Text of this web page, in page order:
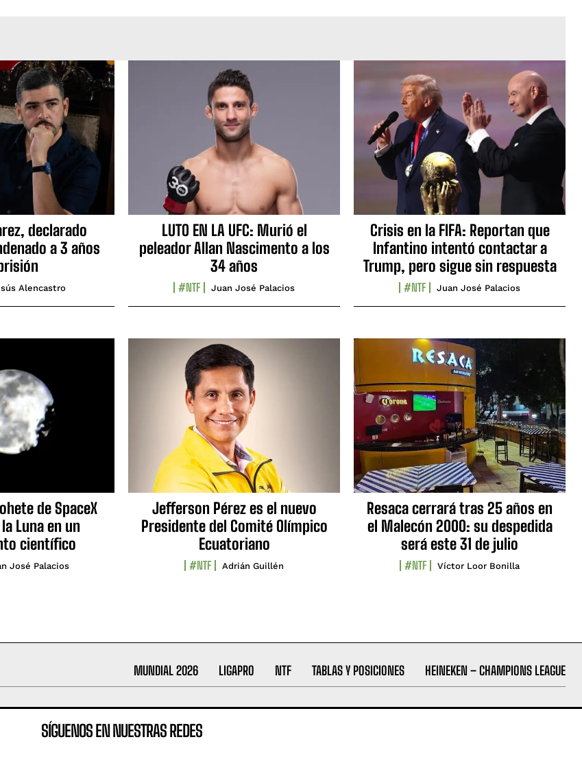
declarado
a 3 años
Alencastro
LUTO EN LA UFC: Murió el
peleador Allan Nascimento a los
34 años
#NTF Juan José Palacios
Crisis en la FIFA: Reportan que
Infantino intentó contactar a
Trump, pero sigue sin respuesta
#NTF Juan José Palacios
de SpaceX
Luna en un
científico
José Palacios
Jefferson Pérez es el nuevo
Presidente del Comité Olímpico
Ecuatoriano
#NTF Adrián Guillén
Resaca cerrará tras 25 años en
el Malecón 2000: su despedida
será este 31 de julio
#NTF Víctor Loor Bonilla
MUNDIAL 2026 LIGAPRO NTF TABLAS Y POSICIONES HEINEKEN – CHAMPIONS LEAGUE
SÍGUENOS EN NUESTRAS REDES